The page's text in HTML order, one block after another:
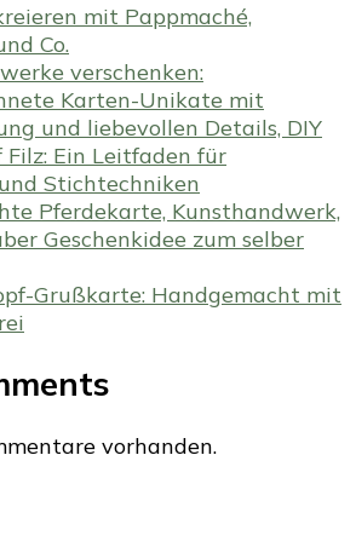
mit Pappmaché,
Co.
verschenken:
Karten-Unikate mit
und liebevollen Details, DIY
Ein Leitfaden für
Stichtechniken
Pferdekarte, Kunsthandwerk,
Geschenkidee zum selber
Grußkarte: Handgemacht mit
vorhanden.